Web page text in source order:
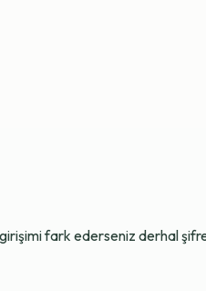
fark ederseniz derhal